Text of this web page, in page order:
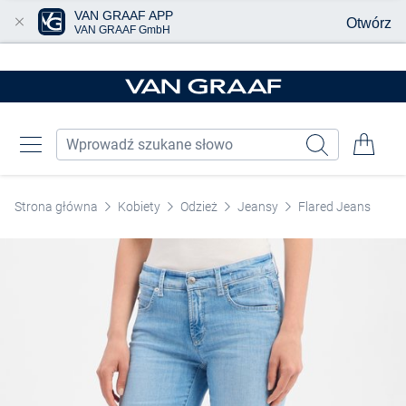
Strona główna Kobiety Odzież Jeansy Flared Jeans
VAN GRAAF APP
VAN GRAAF GmbH Otwórz